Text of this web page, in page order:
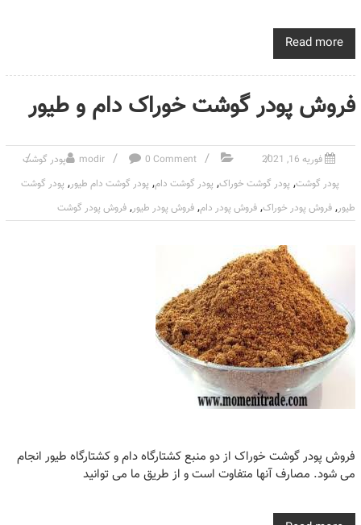
Read more
فروش پودر گوشت خوراک دام و طیور
فوریه 16, 2021 modir 0 Comment
پودر گوشت
پودر گوشت, پودر گوشت خوراک, پودر گوشت دام, پودر گوشت دام طیور, پودر گوشت
طیور, فروش پودر خوراک, فروش پودر دام, فروش پودر طیور, فروش پودر گوشت
فروش پودر گوشت خوراک از دو منبع کشتارگاه دام و کشتارگاه طیور انجام
می شود. مصارف آنها متفاوت است و از طریق ما می توانید